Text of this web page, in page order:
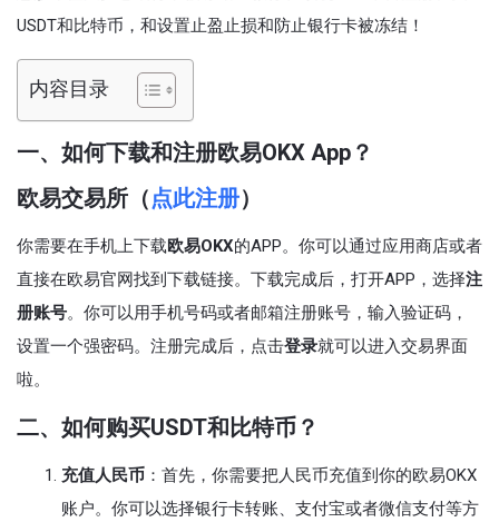
USDT和比特币，和设置止盈止损和防止银行卡被冻结！
内容目录
一、如何下载和注册欧易OKX App？
欧易交易所（点此注册）
你需要在手机上下载欧易OKX的APP。你可以通过应用商店或者
直接在欧易官网找到下载链接。下载完成后，打开APP，选择注
册账号。你可以用手机号码或者邮箱注册账号，输入验证码，
设置一个强密码。注册完成后，点击登录就可以进入交易界面
啦。
二、如何购买USDT和比特币？
充值人民币 ：首先，你需要把人民币充值到你的欧易OKX
账户。你可以选择银行卡转账、支付宝或者微信支付等方